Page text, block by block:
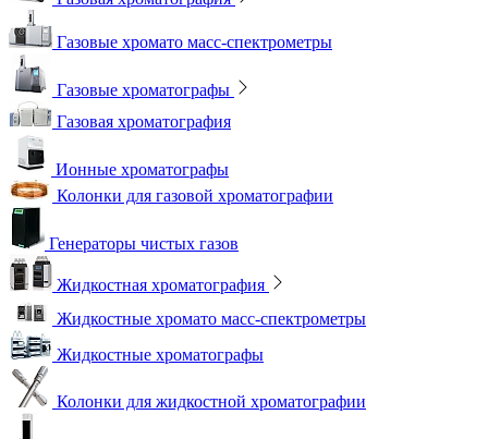
Газовые хромато масс-спектрометры
Газовые хроматографы
Газовая хроматография
Ионные хроматографы
Колонки для газовой хроматографии
Генераторы чистых газов
Жидкостная хроматография
Жидкостные хромато масс-спектрометры
Жидкостные хроматографы
Колонки для жидкостной хроматографии